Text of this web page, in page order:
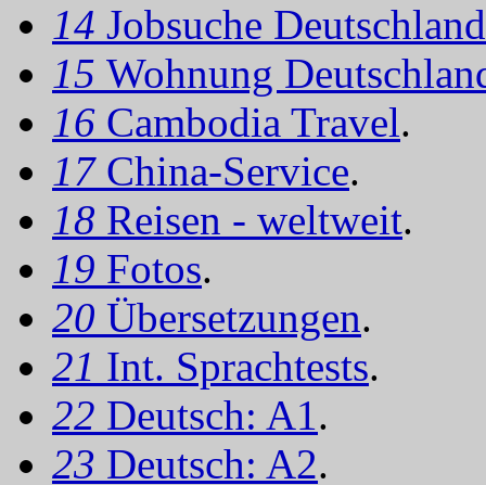
14 Jobsuche Deutschland
15 Wohnung
16 Cambodia Travel.
17 China-Service.
18 Reisen - weltweit.
19 Fotos.
20 Übersetzungen.
21 Int. Sprachtests.
22 Deutsch: A1.
23 Deutsch: A2.